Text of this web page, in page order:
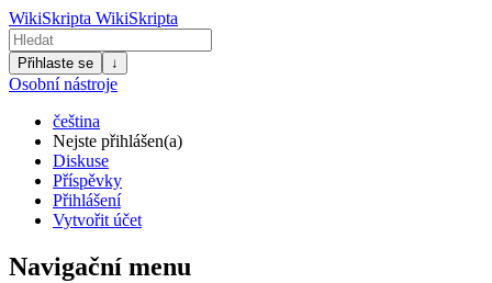
WikiSkripta WikiSkripta
Přihlaste se ↓
Osobní nástroje
čeština
Nejste přihlášen(a)
Diskuse
Příspěvky
Přihlášení
Vytvořit účet
Navigační menu